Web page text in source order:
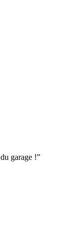
garage !”